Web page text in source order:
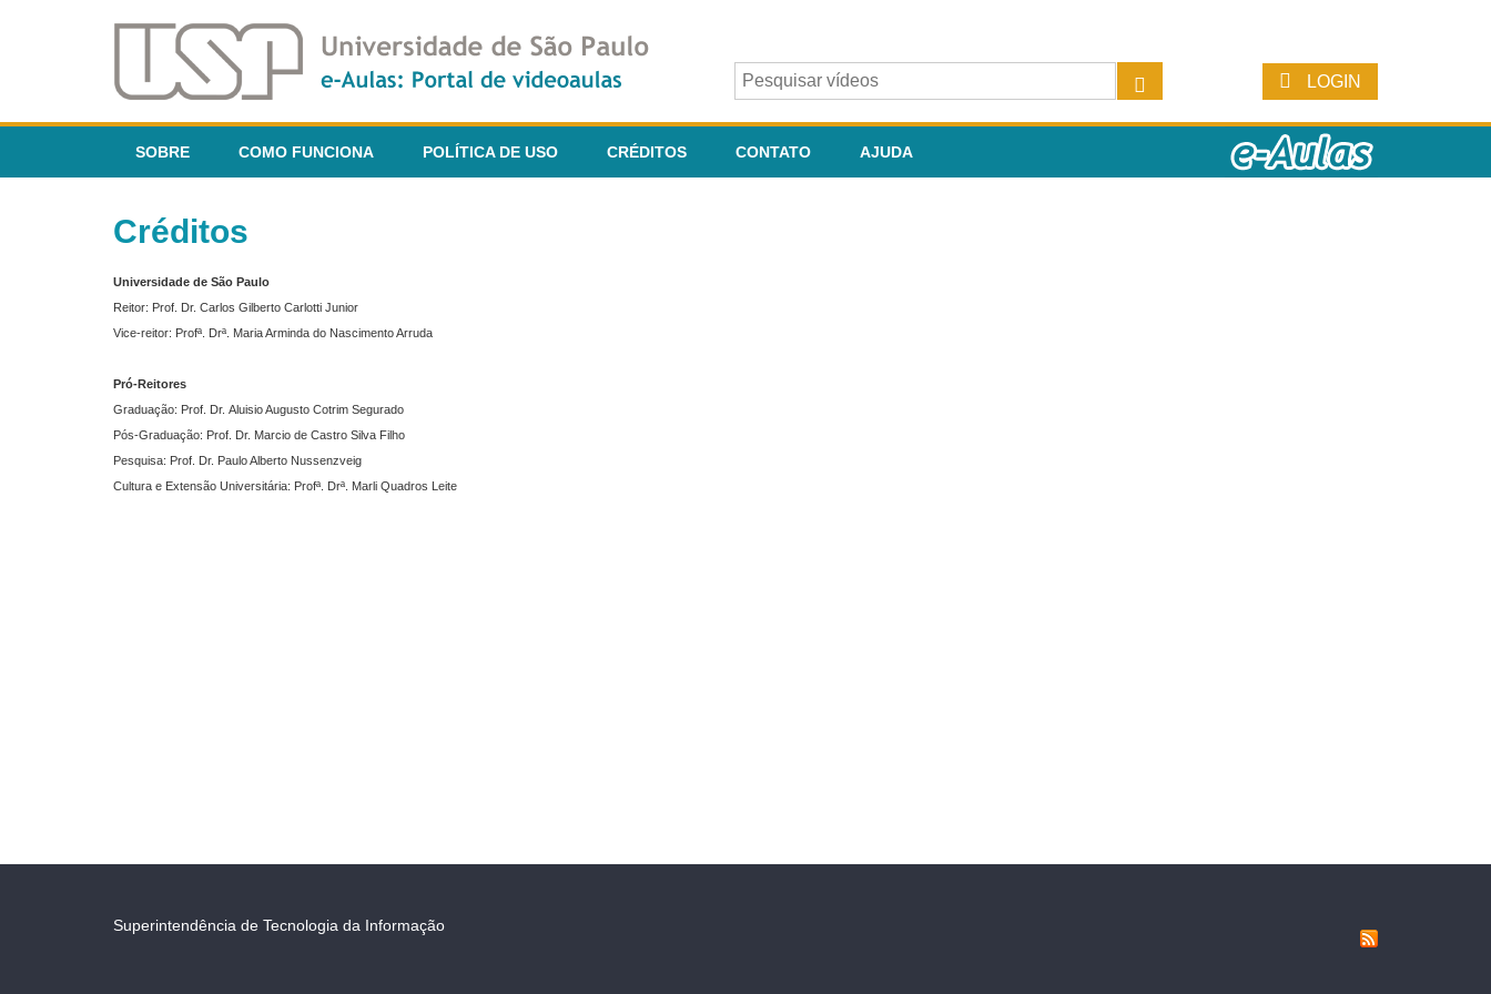
LOGIN
SOBRE COMO FUNCIONA POLÍTICA DE USO CRÉDITOS CONTATO AJUDA
Créditos
Universidade de São Paulo
Reitor: Prof. Dr. Carlos Gilberto Carlotti Junior
Vice-reitor: Profª. Drª. Maria Arminda do Nascimento Arruda
Pró-Reitores
Graduação: Prof. Dr. Aluisio Augusto Cotrim Segurado
Pós-Graduação: Prof. Dr. Marcio de Castro Silva Filho
Pesquisa: Prof. Dr. Paulo Alberto Nussenzveig
Cultura e Extensão Universitária: Profª. Drª. Marli Quadros Leite
Superintendência de Tecnologia da Informação